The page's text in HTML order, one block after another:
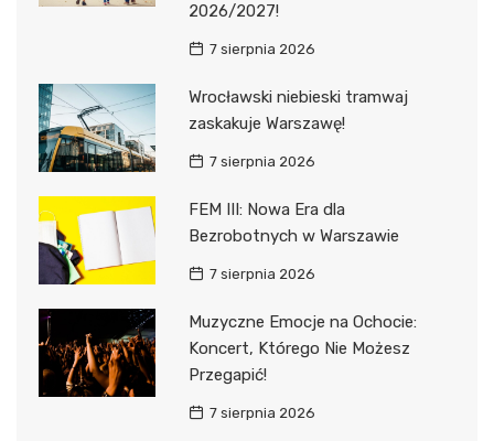
2026/2027!
7 sierpnia 2026
Wrocławski niebieski tramwaj
zaskakuje Warszawę!
7 sierpnia 2026
FEM III: Nowa Era dla
Bezrobotnych w Warszawie
7 sierpnia 2026
Muzyczne Emocje na Ochocie:
Koncert, Którego Nie Możesz
Przegapić!
7 sierpnia 2026